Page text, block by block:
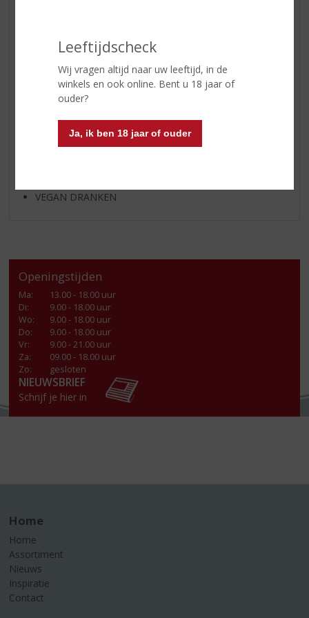
Leeftijdscheck
Wij vragen altijd naar uw leeftijd, in de
winkels en ook online. Bent u 18 jaar of
ouder?
Ja, ik ben 18 jaar of ouder
KANT EN KLAAR
FRISDRANK
GLASWERK
GESCHENKVERPAKKING
VEGAN DRANKEN
Openingstijden
Ma:
13.00 - 18.00 uur
Di:
9.00 - 18.00 uur
Wo:
9.00 - 18.00 uur
Do:
9.00 - 18.00 uur
Vr:
9.00 - 21.00 uur
Za:
09.00 - 18.00 uur
Zo:
gesloten
NIEUWSBRIEF
Schrijf je hier in
Home
Home
Assortiment
Nieuws
Inspiratie
Contact